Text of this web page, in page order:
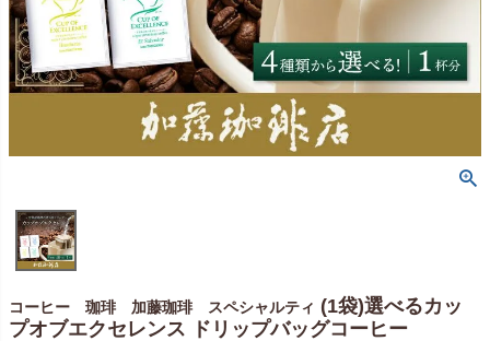
コーヒー 珈琲 加藤珈琲 スペシャルティ (1袋)選べるカッ
プオブエクセレンス ドリップバッグコーヒー